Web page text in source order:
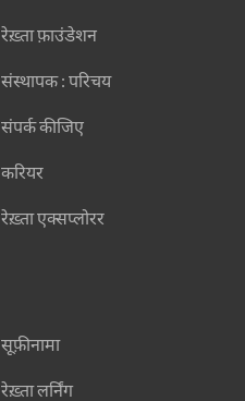
रेख़्ता फ़ाउंडेशन
संस्थापक : परिचय
संपर्क कीजिए
करियर
रेख़्ता एक्सप्लोरर
सूफ़ीनामा
रेख़्ता लर्निंग